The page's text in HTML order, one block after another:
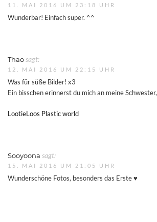
11. MAI 2016 UM 23:18 UHR
Wunderbar! Einfach super. ^^
Thaosagt:
12. MAI 2016 UM 22:15 UHR
Was für süße Bilder! x3
Ein bisschen erinnerst du mich an meine
LootieLoos Plastic world
Sooyoona sagt:
15. MAI 2016 UM 21:05 UHR
Wunderschöne Fotos, besonders das Erste ♥